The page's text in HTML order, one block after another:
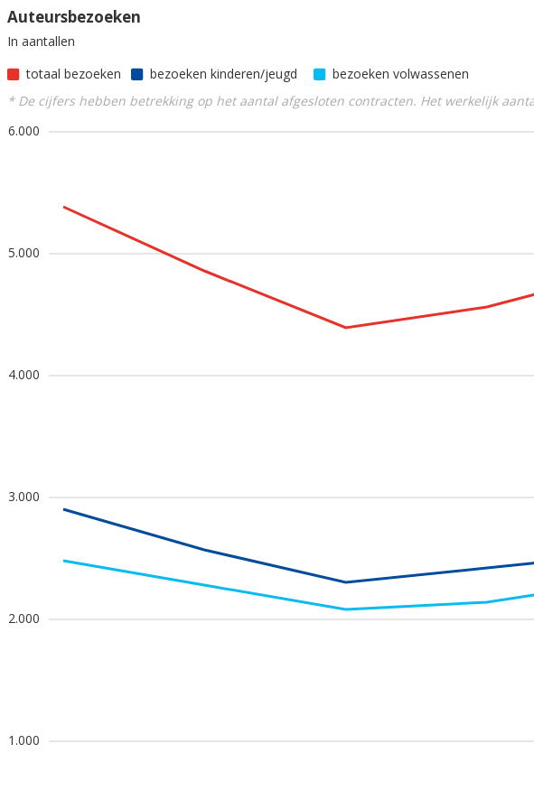
Auteursbezoeken
In aantallen
* De cijfers hebben betrekking op het aantal afgesloten contracten. Het werkelijk
totaal bezoeken bezoeken kinderen/jeugd bezoeken volwassenen
1.000
2.000
3.000
4.000
5.000
6.000